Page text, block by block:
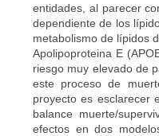
entidades, al parecer
dependiente de los
metabolismo de lípidos
Apolipoproteina E
riesgo muy elevado de
este proceso de
proyecto es esclarecer
balance muerte/
efectos en dos